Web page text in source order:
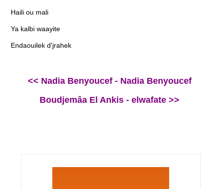
Haili ou mali
Ya kalbi waayite
Endaouilek d'jrahek
<< Nadia Benyoucef - Nadia Benyoucef
Boudjemâa El Ankis - elwafate >>